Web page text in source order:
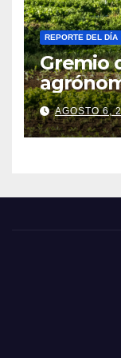
REPORTE DEL DÍA
Gremio
familiar
AGOSTO 6,